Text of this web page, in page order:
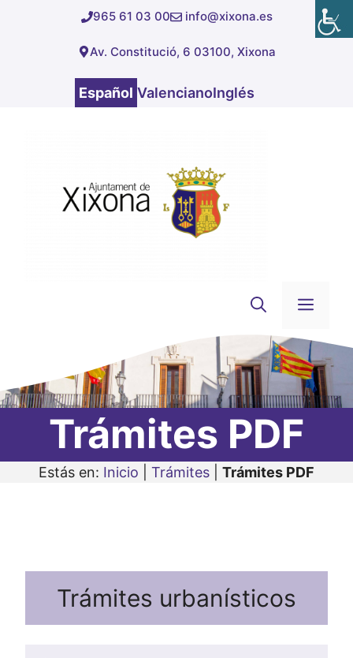
965 61 03 00 info@xixona.es
Av. Constitució, 6 03100, Xixona
Español ValencianoInglés
Trámites PDF
Estás en: Inicio Trámites Trámites PDF
Trámites urbanísticos